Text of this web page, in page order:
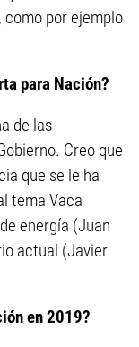
por ejemplo
para Nación?
de las
Creo que
que se le ha
tema Vaca
energía (Juan
actual (Javier
en 2019?